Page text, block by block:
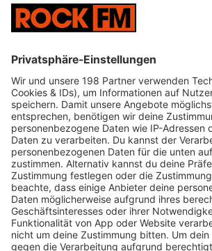
wish-you-well-Tour 2026
Lansdowne
19:30-22:30 Uhr
33,50
70376, Stuttgart
Im Wizemann
Quellenstrasse 7
TICKETS
Nach zahlreichen internationalen
die Band mit ihrer unerschütterlichen
Live-Auftritte und ihrer dynamischen